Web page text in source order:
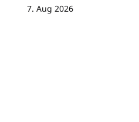
7. Aug 2026